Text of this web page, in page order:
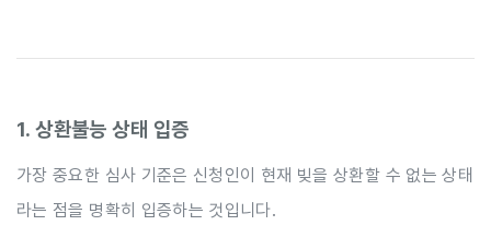
1. 상환불능 상태 입증
가장 중요한 심사 기준은 신청인이 현재 빚을 상환할 수 없는 상태
라는 점을 명확히 입증하는 것입니다.